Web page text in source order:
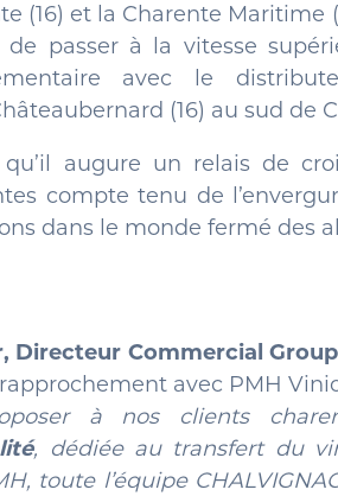
(16) et la Charente Maritime
passer à la vitesse
avec le
(16) au sud de
augure un relais de
compte tenu de
dans le monde fermé des
Directeur Commercial
avec PMH
à nos clients
, dédiée au transfert du
toute l’équipe